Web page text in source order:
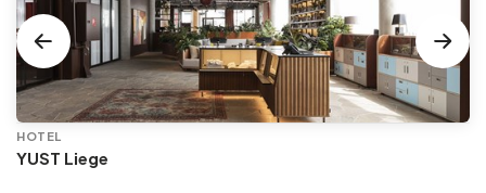
HOTEL
YUST Liege